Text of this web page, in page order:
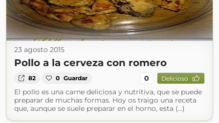
23 agosto 2015
Pollo a la cerveza con romero
82 0 Guardar 0 Delicioso
El pollo es una carne deliciosa y nutritiva, que se puede
preparar de muchas formas. Hoy os traigo una receta
que, aunque se suele preparar en el horno, esta (...)